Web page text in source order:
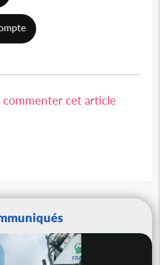
commenter cet article